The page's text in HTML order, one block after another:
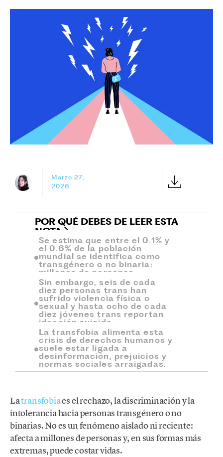
Marzo 27,
2026
POR QUÉ DEBES DE LEER ESTA
NOTA
Se estima que entre el 0.1% y
el 0.6% de la población
mundial se identifica como
transgénero o no binaria:
millones de personas.
Sin embargo, seis de cada
diez personas trans han
sufrido violencia física o
sexual y hasta ocho de cada
diez jóvenes trans reportan
ideación suicida.
La transfobia alimenta esta
crisis de derechos humanos y
suele estar ligada a
desinformación, prejuicios y
normas sociales arraigadas.
Latransfobiaes el rechazo, la discriminación y la
intolerancia hacia personas transgénero o no
binarias. No es un fenómeno aislado ni reciente:
afecta a millones de personas y, en sus formas más
extremas, puede costar vidas.